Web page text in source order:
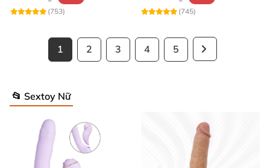
(753)
(745)
1 2 3 4 5
📂 Sextoy Nữ